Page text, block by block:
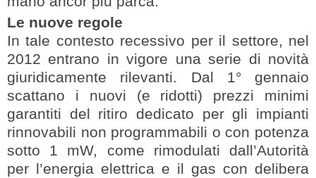
Le nuove regole
In tale contesto recessivo per il settore, nel
2012 entrano in vigore una serie di novità
giuridicamente rilevanti. Dal 1° gennaio
scattano i nuovi (e ridotti) prezzi minimi
garantiti del ritiro dedicato per gli impianti
rinnovabili non programmabili o con potenza
sotto 1 mW, come rimodulati dall’Autorità
per l’energia elettrica e il gas con delibera